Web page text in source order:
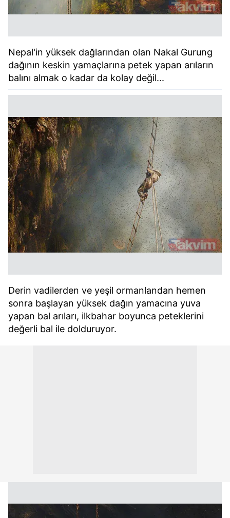
Nepal'in yüksek dağlarından olan Nakal Gurung
dağının keskin yamaçlarına petek yapan arıların
balını almak o kadar da kolay değil...
Derin vadilerden ve yeşil ormanlandan hemen
sonra başlayan yüksek dağın yamacına yuva
yapan bal arıları, ilkbahar boyunca peteklerini
değerli bal ile dolduruyor.